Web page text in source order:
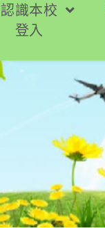
認識本校
登入